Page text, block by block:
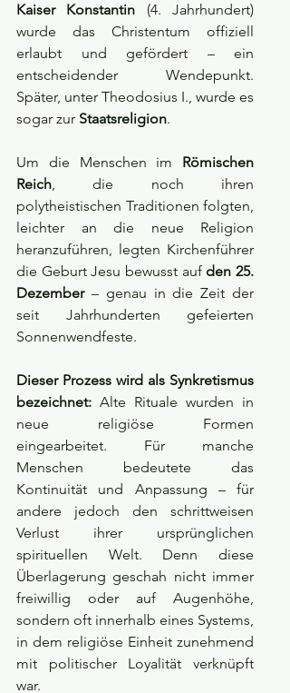
Kaiser Konstantin (4. Jahrhundert)
wurde das Christentum offiziell
erlaubt und gefördert – ein
entscheidender Wendepunkt.
Später, unter Theodosius I., wurde es
sogar zur Staatsreligion.
Um die Menschen im Römischen
Reich, die noch ihren
polytheistischen Traditionen folgten,
leichter an die neue Religion
heranzuführen, legten Kirchenführer
die Geburt Jesu bewusst auf den 25.
Dezember – genau in die Zeit der
seit Jahrhunderten gefeierten
Sonnenwendfeste.
Dieser Prozess wird als Synkretismus
bezeichnet: Alte Rituale wurden in
neue religiöse Formen
eingearbeitet. Für manche
Menschen bedeutete das
Kontinuität und Anpassung – für
andere jedoch den schrittweisen
Verlust ihrer ursprünglichen
spirituellen Welt. Denn diese
Überlagerung geschah nicht immer
freiwillig oder auf Augenhöhe,
sondern oft innerhalb eines Systems,
in dem religiöse Einheit zunehmend
mit politischer Loyalität verknüpft
war.